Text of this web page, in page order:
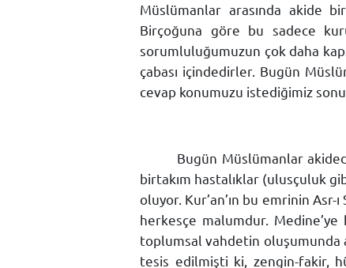
Müslümanlar arasında akide
Birçoğuna göre bu sadece
sorumluluğumuzun çok daha
çabası içindedirler. Bugün
cevap konumuzu istediğimiz
Bugün Müslümanlar
birtakım hastalıklar (ulusçuluk
oluyor. Kur’an’ın bu emrinin
herkesçe malumdur.
toplumsal vahdetin
tesis edilmişti ki, zengin-fakir,